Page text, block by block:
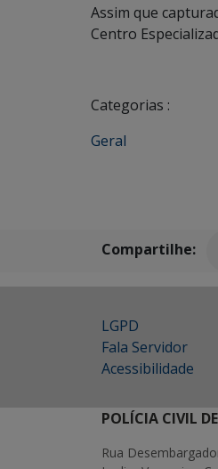
Assim que
Centro
Categorias :
Geral
Compartilhe:
LGPD
Fala Servidor
Acessibilidade
POLÍCIA CIVIL
Rua